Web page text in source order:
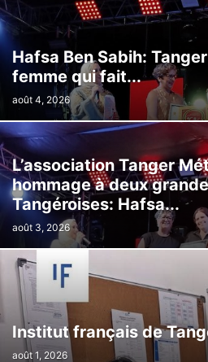
Hafsa Ben Sabih:
femme qui fait...
août 4, 2026
L’association Tanger
hommage à deux
Tangéroises: Hafsa...
août 3, 2026
Institut français de
août 1, 2026